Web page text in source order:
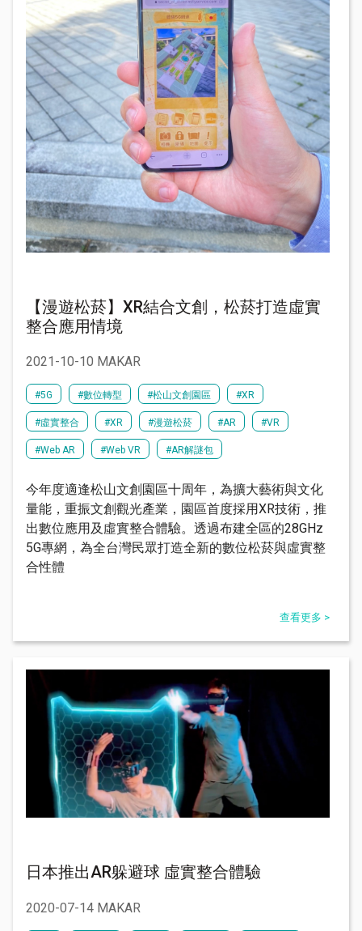
【漫遊松菸】XR結合文創，松菸打造虛實
整合應用情境
2021-10-10 MAKAR
#5G #數位轉型 #松山文創園區 #XR
#虛實整合 #XR #漫遊松菸 #AR #VR
#Web AR #Web VR #AR解謎包
今年度適逢松山文創園區十周年，為擴大藝術與文化
量能，重振文創觀光產業，園區首度採用XR技術，推
出數位應用及虛實整合體驗。透過布建全區的28GHz
5G專網，為全台灣民眾打造全新的數位松菸與虛實整
合性體
查看更多 >
日本推出AR躲避球 虛實整合體驗
2020-07-14 MAKAR